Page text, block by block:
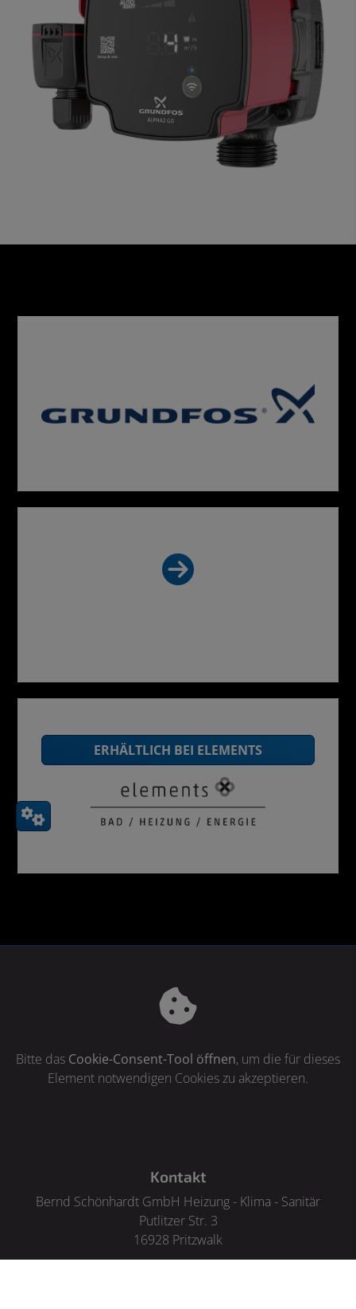
ERHÄLTLICH BEI ELEMENTS
Bitte das Cookie-Consent-Tool öffnen, um die für dieses
Element notwendigen Cookies zu akzeptieren.
Footer - Kontaktdaten und Öffnungszeiten
Kontakt
Bernd Schönhardt GmbH Heizung - Klima - Sanitär
Putlitzer Str. 3
16928 Pritzwalk